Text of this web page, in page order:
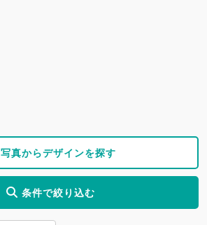
写真からデザインを探す
条件で絞り込む